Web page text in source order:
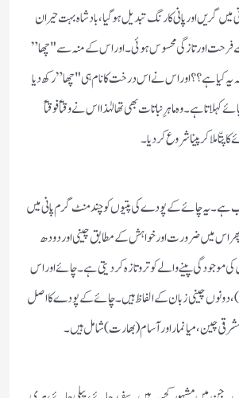
گریں اور پانی کا رنگ تبدیل ہو گیا، بادشاہ بہت حیران
فرحت اور تازگی محسوس ہوئی۔ اور اس کے منہ سے "چھا”
کہ یہ کیا ہے؟؟ اور اس نے اس درخت کا نام ہی "چھا” رکھ دیا
کہلاتا ہے۔ وہ ماہرِنباتات بھی تھا لہٰذااس نے وقتاً فوقتاً
ملا کر پینا شروع کر دیا۔
ہے۔ یہ چائے کے پودے کی پتیوں کو چند منٹ گرم پانی میں
اس میں ضرورت اور خواہش کے مطابق چینی اور دودھ
موجودگی پینے والے کو تروتازہ کر دیتی ہے۔ چائے اور اس
کی انگریزی "ٹی” (Tea)، دونوں چینی زبان کے الفاظ ہیں۔ چائے کے پودے کا اصل
چین، میانمار اور آسام (بھارت) شامل ہیں۔